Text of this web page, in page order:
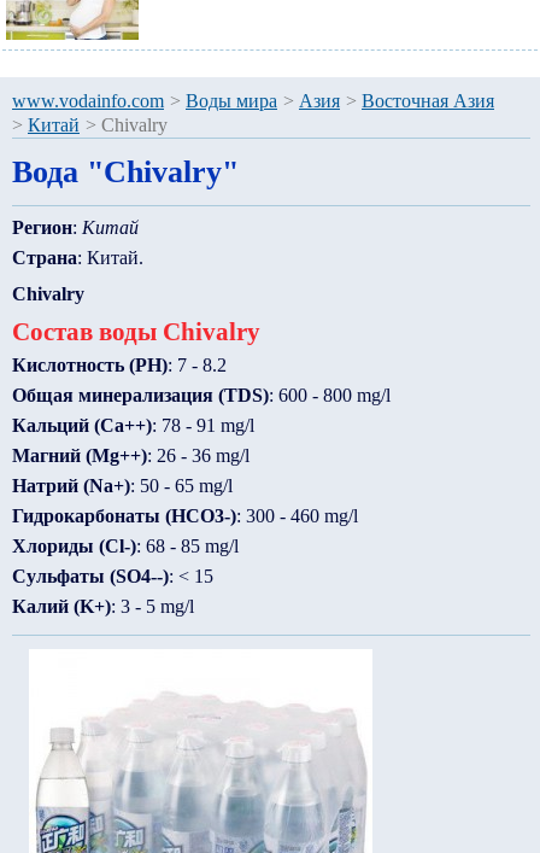
www.vodainfo.com > Воды мира > Азия > Восточная Азия
> Китай > Chivalry
Вода "Chivalry"
Регион: Китай
Страна: Китай.
Chivalry
Состав воды Chivalry
Кислотность (PH): 7 - 8.2
Общая минерализация (TDS): 600 - 800 mg/l
Кальций (Ca++): 78 - 91 mg/l
Магний (Mg++): 26 - 36 mg/l
Натрий (Na+): 50 - 65 mg/l
Гидрокарбонаты (HCO3-): 300 - 460 mg/l
Хлориды (Cl-): 68 - 85 mg/l
Сульфаты (SO4--): < 15
Калий (K+): 3 - 5 mg/l